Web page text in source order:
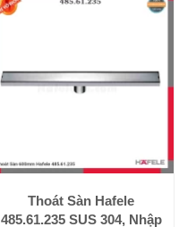
Thoát Sàn Hafele
485.61.235 SUS 304, Nhập